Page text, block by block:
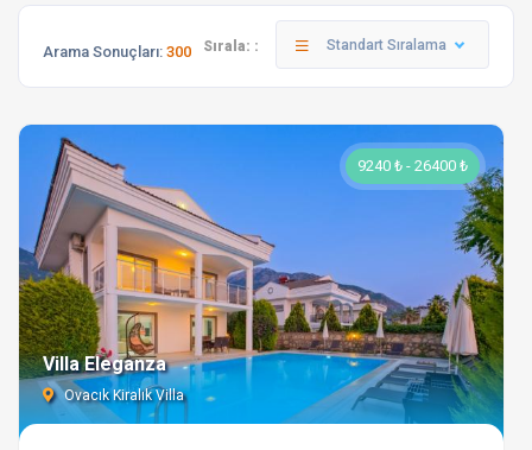
Arama Sonuçları: 300 Sırala: : Standart Sıralama
9240 ₺ - 26400 ₺
Villa Eleganza
Ovacık Kiralık Villa